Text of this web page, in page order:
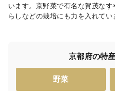
います。京野菜で有名な賀茂な
らしなどの栽培にも力を入れてい
京都府の特
野菜